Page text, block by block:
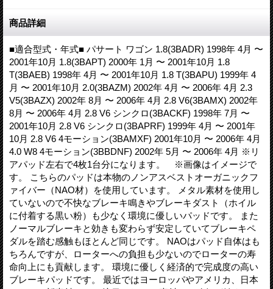
商品詳細
■適合型式・年式■ パサート ワゴン 1.8(3BADR) 1998年 4月 〜
2001年10月 1.8(3BAPT) 2000年 1月 〜 2001年10月 1.8
T(3BAEB) 1998年 4月 〜 2001年10月 1.8 T(3BAPU) 1999年 4
月 〜 2001年10月 2.0(3BAZM) 2002年 4月 〜 2006年 4月 2.3
V5(3BAZX) 2002年 8月 〜 2006年 4月 2.8 V6(3BAMX) 2002年
8月 〜 2006年 4月 2.8 V6 シンクロ(3BACKF) 1998年 7月 〜
2001年10月 2.8 V6 シンクロ(3BAPRF) 1999年 4月 〜 2001年
10月 2.8 V6 4モーション(3BAMXF) 2001年10月 〜 2006年 4月
4.0 W8 4モーション(3BBDNF) 2002年 5月 〜 2006年 4月 ※リ
アパッド左右で4枚1台分になります。 ※画像はイメージで
す。 こちらのパッドは本物のノンアスベストオーガニックフ
ァイバー（NAO材）を使用しています。 メタル素材を使用し
ていないので不快なブレーキ鳴きやブレーキダスト（ホイル
に付着する黒い粉）も少なく環境に優しいパッドです。 また
ノーマルブレーキと効きも変わらず安定していてブレーキペ
ダルを踏む感触もほとんど同じです。 NAOはパッド自体はも
ちろんですが、ローターへの負担も少ないのでローターの寿
命向上にも貢献します。 環境に優しく経済的で完成度の高い
ブレーキパッドです。 最近ではヨーロッパやアメリカ、日本